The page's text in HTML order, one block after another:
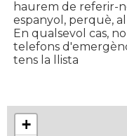
haurem de referir-
espanyol, perquè,
En qualsevol cas,
telefons
tens la llista
+